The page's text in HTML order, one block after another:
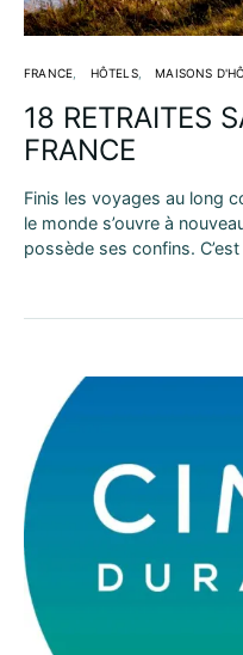
FRANCE HÔTELS MAISONS
18 RETRAITES
FRANCE
Finis les voyages au long
le monde s’ouvre à
possède ses confins.